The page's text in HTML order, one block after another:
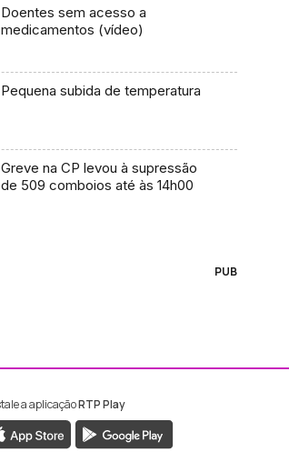
Doentes sem acesso a
medicamentos (vídeo)
Pequena subida de temperatura
Greve na CP levou à supressão
de 509 comboios até às 14h00
PUB
Madeira
Madeira
a aplicaçãoRTP Play